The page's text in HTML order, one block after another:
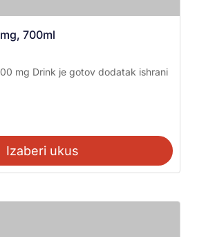
700ml
mg Drink je gotov dodatak ishrani
Izaberi ukus